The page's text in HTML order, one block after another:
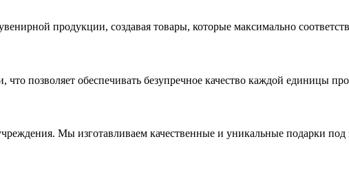
продукции, создавая товары, которые максимально
позволяет обеспечивать безупречное качество каждой единицы
Мы изготавливаем качественные и уникальные подарки под